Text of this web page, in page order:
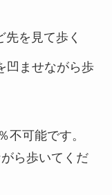
を見て歩く
凹ませながら歩
不可能です。
ら歩いてくだ